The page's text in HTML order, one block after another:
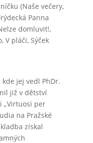
(Naše večery,
Panna
domluvit!,
V pláči, Sýček
kde jej vedl PhDr.
již v dětství
„Virtuosi per
na Pražské
získal